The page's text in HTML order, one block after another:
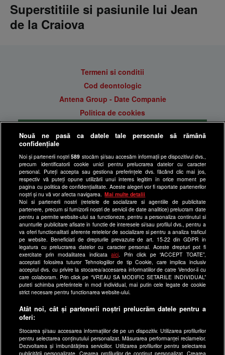
Superstitiile si pasiunile lui Jean
de la Craiova
Termeni si conditii
Cod deontologic
Antena Group - Date Companie
Politica de cookies
Politica de confidentialitate
Anunturi gratuite pe Lajumate.ro
Ultimele Stiri
Program Happy Channel
Echipa editorială
Site-uri Antena Group
a1.ro
antenastars.ro
as.ro
catine.ro
chefi.ro
deparinti.ro
medicool.ro
spynews.ro
useit.ro
Nouă ne pasă ca datele tale personale să rămână
confidențiale
Noi și partenerii noștri589 stocăm și/sau accesăm informații pe dispozitivul dvs.,
precum identificatorii cookie unici pentru prelucrarea datelor cu caracter
personal. Puteți accepta sau gestiona preferințele dvs. făcând clic mai jos,
respectiv vă puteți opune utilizării unui interes legitim în orice moment pe
pagina cu politica de confidențialitate. Aceste alegeri vor fi raportate partenerilor
noștri și nu vă vor afecta navigarea.
Mai multe detalii
Noi si partenerii nostri (retelele de socializare si agentiile de publicitate
partenere, precum si furnizorii nostri de servicii de date analitice) prelucram date
pentru a permite website-ului sa functioneze, pentru a personaliza continutul si
anunturile publicitare afisate in functie de interesele si/sau profilul dvs., pentru a
va oferi functionalitati aferente retelelor de socializare si pentru a analiza traficul
pe website. Beneficiati de drepturile prevazute de art. 15-22 din GDPR in
legatura cu prelucrarea datelor cu caracter personal. Aceste drepturi pot fi
exercitate prin modalitatea indicataaici . Prin click pe “ACCEPT TOATE”,
acceptati folosirea tuturor Tehnologiilor de tip Cookie, care implica inclusiv
acceptul dvs. cu privire la stocarea/accesarea informatiilor de catre Vendor-ii cu
care colaboram. Prin click pe “VREAU SA MODIFIC SETARILE INDIVIDUAL”
puteti schimba preferintele in mod individual, mai putin cele legate de cookie
strict necesare pentru functionarea website-ului.
Atât noi, cât și partenerii noștri prelucrăm datele pentru a
oferi:
Stocarea și/sau accesarea informațiilor de pe un dispozitiv. Utilizarea profilurilor
pentru selectarea conținutului personalizat. Măsurarea performanței reclamelor.
Dezvoltarea și îmbunătățirea serviciilor. Utilizarea profilurilor pentru selectarea
publicității personalizate. Crearea profilurilor de conținut personalizat. Crearea